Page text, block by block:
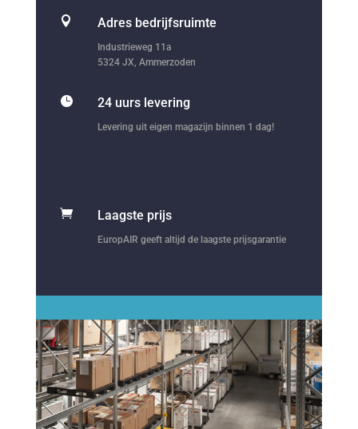
 Adres bedrijfsruimte
Industrieweg 11a
5324 JX, Ammerzoden
 24 uurs levering
Levering uit eigen magazijn binnen 1 dag!
 Laagste prijs
EuropAIR geeft altijd de laagste prijsgarantie